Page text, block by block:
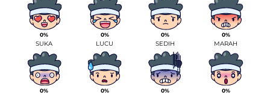
0%
SUKA
0%
LUCU
0%
SEDIH
0%
MARAH
0% 0% 0% 0%